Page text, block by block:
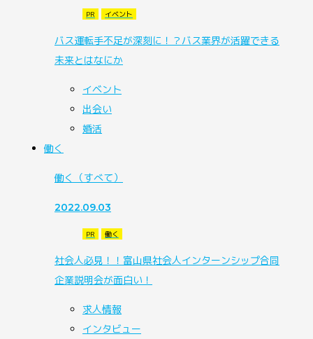
PR イベント
バス運転手不足が深刻に！？バス業界が活躍できる
未来とはなにか
イベント
出会い
婚活
働く
働く （すべて）
2022.09.03
PR 働く
社会人必見！！富山県社会人インターンシップ合同
企業説明会が面白い！
求人情報
インタビュー